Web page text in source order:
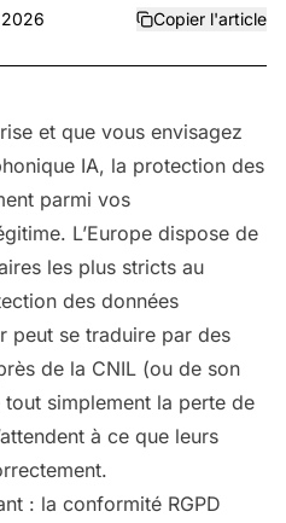
Copier l'article
et que vous envisagez
IA, la protection des
parmi vos
L’Europe dispose de
les plus stricts au
des données
peut se traduire par des
de la CNIL (ou de son
simplement la perte de
à ce que leurs
: la conformité RGPD